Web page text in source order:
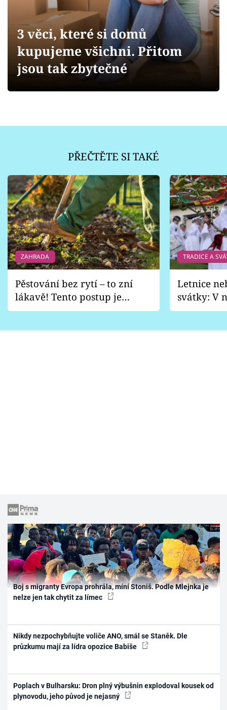
Přihlášení
Sledujte nás
3 věci, které si domů
kupujeme všichni. Přitom
jsou tak zbytečné
PŘEČTĚTE SI TAKÉ
ZAHRADA
Pěstování bez rytí – to zní
lákavě! Tento postup je
vhodný jen pro některé
TRADICE A
Letnice
svátky: V
pondělí
Boj s migranty Evropa prohrála, míní Stoniš. Podle Mlejnka je
nelze jen tak chytit za límec
Nikdy nezpochybňujte voliče ANO, smál se Staněk. Dle
průzkumu mají za lídra opozice Babiše
Poplach v Bulharsku: Dron plný výbušnin explodoval kousek od
plynovodu, jeho původ je nejasný